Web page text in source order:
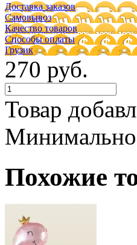
Доставка заказов
Самовывоз
Качество товаров
Способы оплаты
Грузик
270 руб.
Товар
Похожие